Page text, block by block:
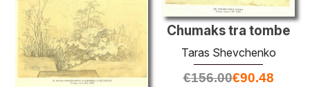
Chumaks tra tombe
Taras Shevchenko
€156.00€90.48